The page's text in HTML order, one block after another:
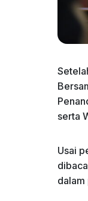
serta
Usai
dalam